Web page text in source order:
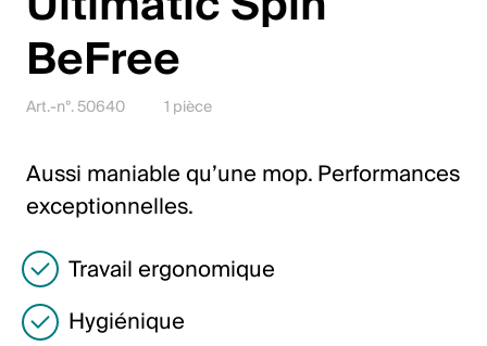
Italiano
English
Deutsch
English
Allemagne
Deutsch
BeFree
Art.-n°. 50640 1 pièce
Aussi maniable qu’une mop. Performances
exceptionnelles.
Travail ergonomique
Hygiénique